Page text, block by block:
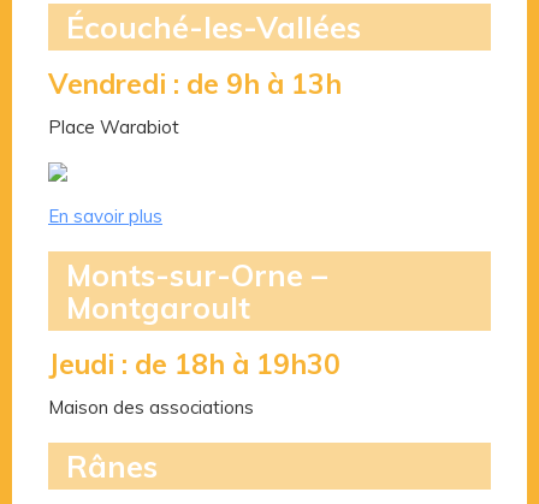
Écouché-les-Vallées
Vendredi : de 9h à 13h
Place Warabiot
En savoir plus
Monts-sur-Orne –
Montgaroult
Jeudi : de 18h à 19h30
Maison des associations
Rânes